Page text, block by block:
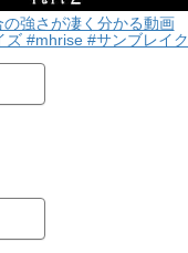
の強さが凄く分かる動画
#mhrise #サンブレイク